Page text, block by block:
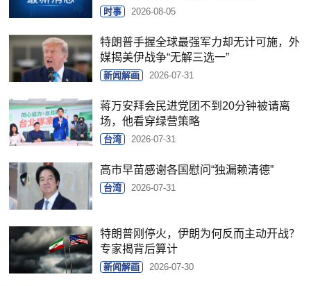
时事 2026-08-05
特朗普手握全球最强军力却无计可施，外
媒揭美伊战争“无解三选一”
新闻解画 2026-07-31
蒋万安拜会民进党团不到20分钟被请离
场，他看穿绿营策略
台湾 2026-07-31
高市早苗感谢各国慰问“独漏赖清德”
台湾 2026-07-31
特朗普刚停火，伊朗为何反而主动开战？
专家揭背后算计
新闻解画 2026-07-30